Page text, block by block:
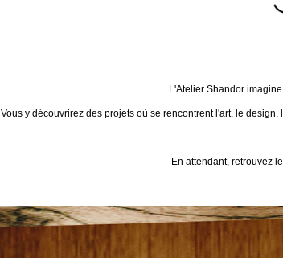
L'Atelier Shandor
Vous y découvrirez des projets où se rencontrent l'art, le
En attendant, retrouvez